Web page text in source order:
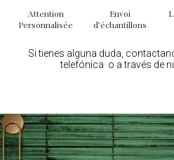
Attention
Personnalisée
Envoi
d’échantillons
Si tienes alguna duda,
telefónica o a través de